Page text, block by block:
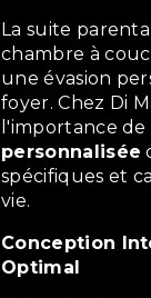
La suite
chambre à
une évasion
foyer. Chez Di
l'importance
personnalisée
spécifiques et
vie.
Conception
Optimal